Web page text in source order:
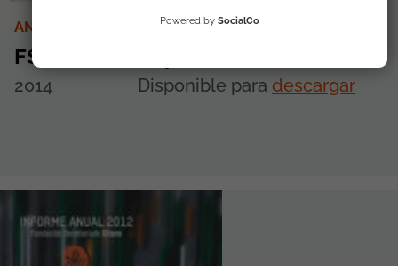
ANNUAL REPORTS
FSG Annual Report 2013
2014 Disponible para descargar
Powered by SocialCo